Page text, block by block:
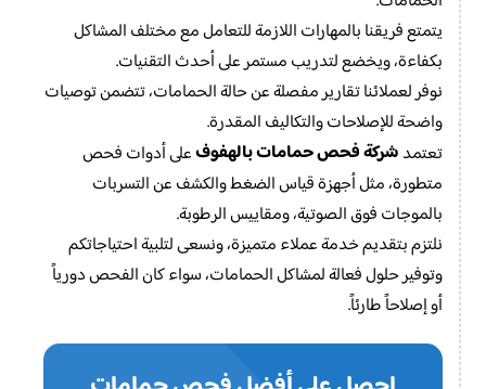
يتمتع فريقنا بالمهارات اللازمة للتعامل مع مختلف المشاكل
بكفاءة، ويخضع لتدريب مستمر على أحدث التقنيات.
نوفر لعملائنا تقارير مفصلة عن حالة الحمامات، تتضمن توصيات
واضحة للإصلاحات والتكاليف المقدرة.
تعتمدشركة فحص حمامات بالهفوفعلى أدوات فحص
متطورة، مثل أجهزة قياس الضغط والكشف عن التسربات
بالموجات فوق الصوتية، ومقاييس الرطوبة.
نلتزم بتقديم خدمة عملاء متميزة، ونسعى لتلبية احتياجاتكم
وتوفير حلول فعالة لمشاكل الحمامات، سواء كان الفحص دورياً
أو إصلاحاً طارئاً.